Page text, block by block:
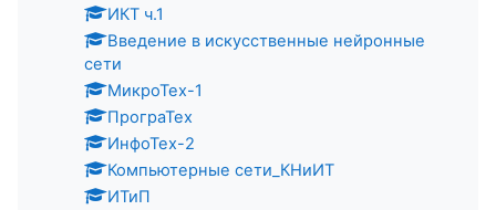
ИКТ ч.1
Введение в искусственные нейронные
сети
МикроТех-1
ПрограТех
ИнфоТех-2
Компьютерные сети_КНиИТ
ИТиП